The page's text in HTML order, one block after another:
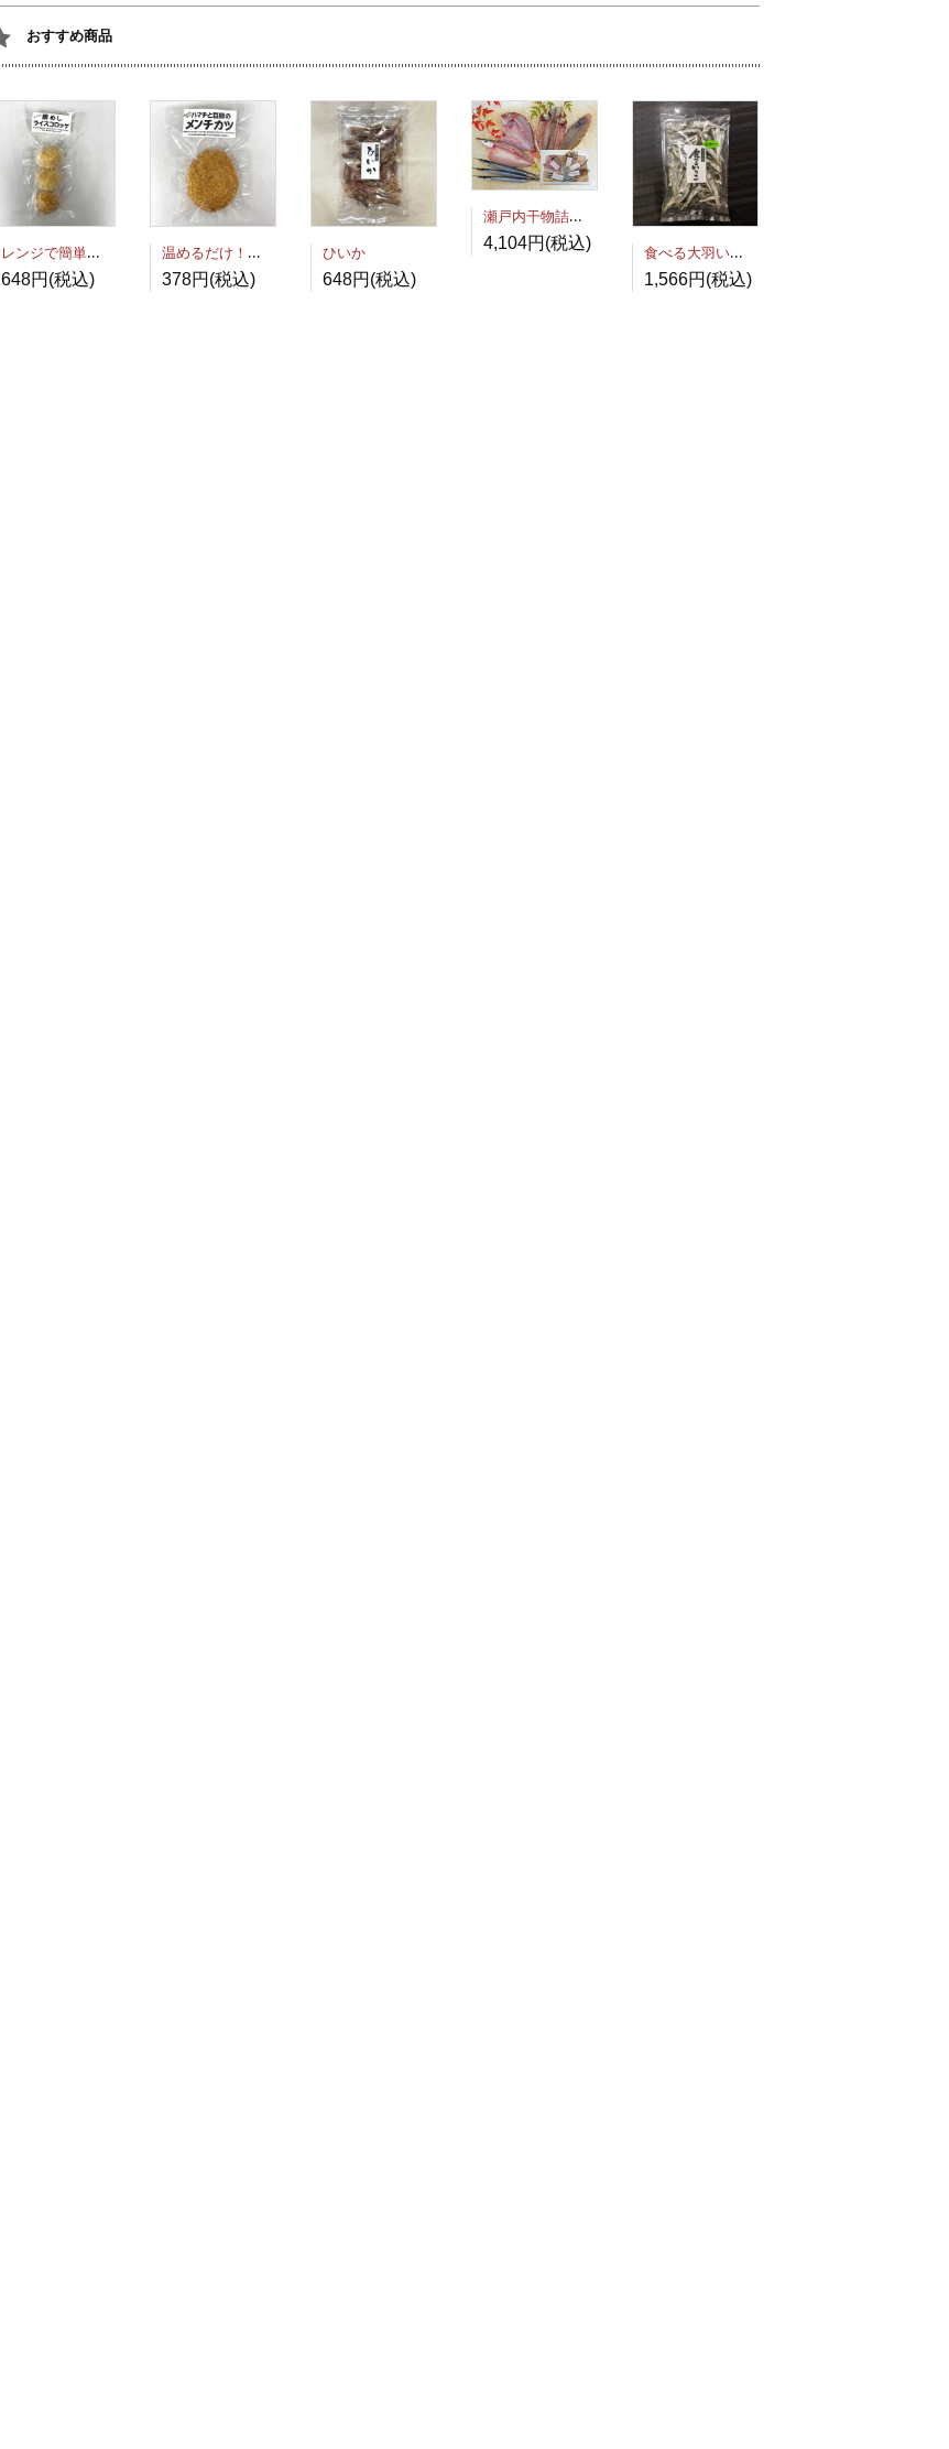
おすすめ商品
レンジで簡単！鯛めしライスコロッケ
648円(税込)
温めるだけ！ハマチと豆腐のメンチカツ
378円(税込)
ひいか
648円(税込)
瀬戸内干物詰め合わせ
4,104円(税込) 食べる大羽いりこ（伊吹いりこ）
1,566円(税込)